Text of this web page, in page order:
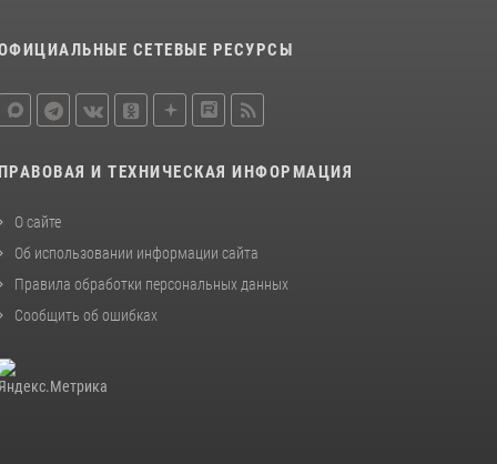
СЕТЕВЫЕ РЕСУРСЫ
ПРАВОВАЯ И ТЕХНИЧЕСКАЯ ИНФОРМАЦИЯ
О сайте
Об использовании информации сайта
Правила обработки персональных данных
Сообщить об ошибках